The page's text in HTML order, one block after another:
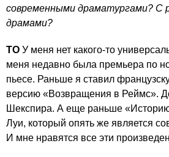
современными драматургами? С
драмами?
ТО У меня нет какого-то
меня недавно была премьера по
пьесе. Раньше я ставил
версию «Возвращения в Реймс».
Шекспира. А еще раньше
Луи, который опять же является
И мне нравятся все эти